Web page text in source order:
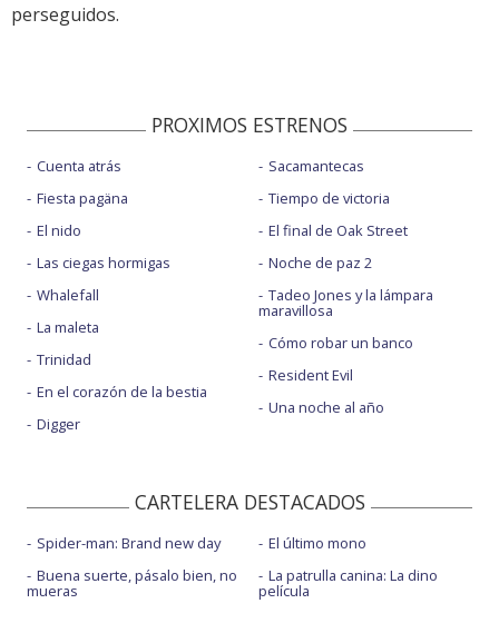
perseguidos.
PROXIMOS ESTRENOS
Cuenta atrás
Fiesta pagäna
El nido
Las ciegas hormigas
Whalefall
La maleta
Trinidad
En el corazón de la bestia
Digger
Sacamantecas
Tiempo de victoria
El final de Oak Street
Noche de paz 2
Tadeo Jones y la lámpara
maravillosa
Cómo robar un banco
Resident Evil
Una noche al año
CARTELERA DESTACADOS
Spider-man: Brand new day
Buena suerte, pásalo bien, no
mueras
El último mono
La patrulla canina: La dino
película